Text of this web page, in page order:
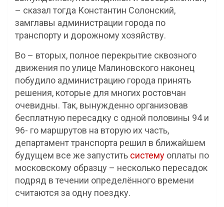
– сказал тогда Константин Солонский,
замглавы администрации города по
транспорту и дорожному хозяйству.
Во – вторых, полное перекрытие сквозного
движения по улице Малиновского наконец
побудило администрацию города принять
решения, которые для многих ростовчан
очевидны. Так, вынужденно организовав
бесплатную пересадку с одной половины 94 и
96- го маршрутов на вторую их часть,
департамент транспорта решил в ближайшем
будущем все же запустить систему оплаты по
московскому образцу – несколько пересадок
подряд в течении определённого времени
считаются за одну поездку.